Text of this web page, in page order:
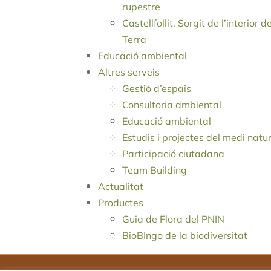
rupestre
Castellfollit. Sorgit de l’interior
Terra
Educació ambiental
Altres serveis
Gestió d’espais
Consultoria ambiental
Educació ambiental
Estudis i projectes del medi
Participació ciutadana
Team Building
Actualitat
Productes
Guia de Flora del PNIN
BioBIngo de la biodiversitat